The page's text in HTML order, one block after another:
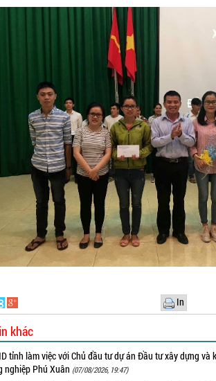
In
khác
tỉnh làm việc với Chủ đầu tư dự án Đầu tư xây dựng và
nghiệp Phú Xuân (07/08/2026, 19:47)